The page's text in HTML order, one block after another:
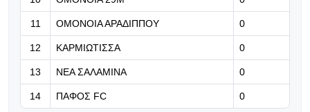
Το Ελεγκτικό Συνέδριο «πάγωσε»
τα έργα στο ΣΕΦ,
επαναπροκηρύσσεται το έργο
11 ΟΜΟΝΟΙΑ ΑΡΑΔΙΠΠΟΥ 0
12 ΚΑΡΜΙΩΤΙΣΣΑ 0
13 ΝΕΑ ΣΑΛΑΜΙΝΑ 0
14 ΠΑΦΟΣ FC 0